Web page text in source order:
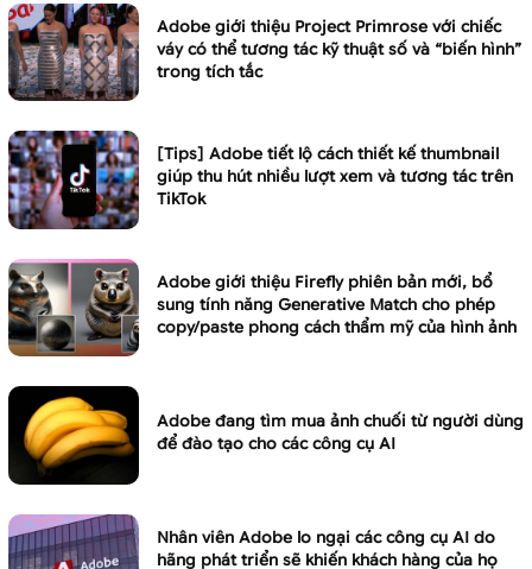
Adobe giới thiệu Project Primrose với chiếc
váy có thể tương tác kỹ thuật số và “biến hình”
trong tích tắc
[Tips] Adobe tiết lộ cách thiết kế thumbnail
giúp thu hút nhiều lượt xem và tương tác trên
TikTok
Adobe giới thiệu Firefly phiên bản mới, bổ
sung tính năng Generative Match cho phép
copy/paste phong cách thẩm mỹ của hình ảnh
Adobe đang tìm mua ảnh chuối từ người dùng
để đào tạo cho các công cụ AI
Nhân viên Adobe lo ngại các công cụ AI do
hãng phát triển sẽ khiến khách hàng của họ